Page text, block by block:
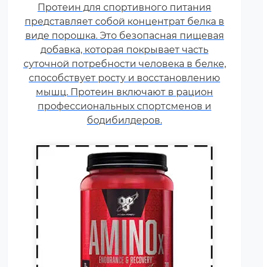
Протеин для спортивного питания
представляет собой концентрат белка в
виде порошка. Это безопасная пищевая
добавка, которая покрывает часть
суточной потребности человека в белке,
способствует росту и восстановлению
мышц. Протеин включают в рацион
профессиональных спортсменов и
бодибилдеров.
соединения, которые обычно
поступают в организм с
белковой пищей.
Несбалансированное питание,
повышенные спортивные
нагрузки и стресс приводят к
дефициту аминокислот. Чтобы
восполнить его, можно
принимать специальные